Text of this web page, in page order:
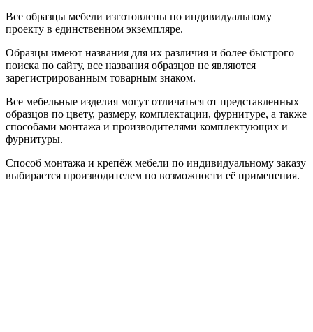
Все образцы мебели изготовлены по индивидуальному
проекту в единственном экземпляре.
Образцы имеют названия для их различия и более быстрого
поиска по сайту, все названия образцов не являются
зарегистрированным товарным знаком.
Все мебельные изделия могут отличаться от представленных
образцов по цвету, размеру, комплектации, фурнитуре, а также
способами монтажа и производителями комплектующих и
фурнитуры.
Способ монтажа и крепёж мебели по индивидуальному заказу
выбирается производителем по возможности её применения.